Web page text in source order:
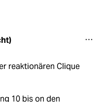
reaktionären Clique
10 bis on den